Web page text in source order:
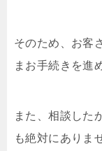
そのため、お客
まお手続きを進
また、相談した
も絶対にありま